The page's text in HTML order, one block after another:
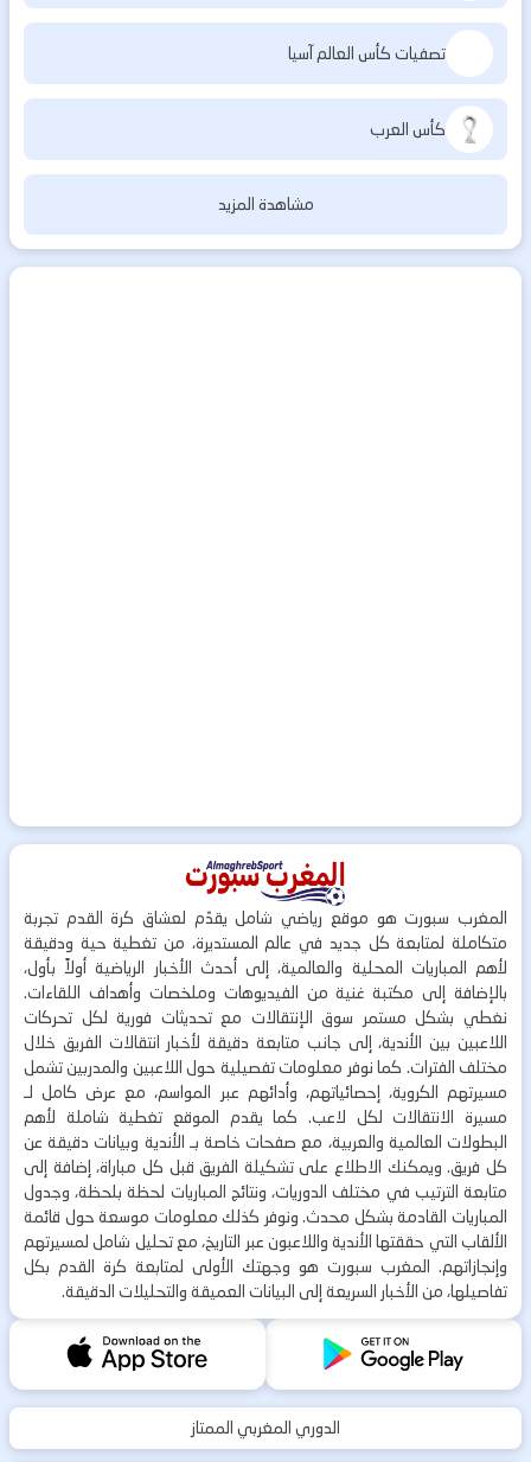
تصفيات كأس العالم آسيا
كأس العرب
مشاهدة المزيد
المغرب سبورت هو موقع رياضي شامل يقدّم لعشاق كرة القدم تجربة
متكاملة لمتابعة كل جديد في عالم المستديرة، من تغطية حية ودقيقة
لأهم المباريات المحلية والعالمية، إلى أحدث الأخبار الرياضية أولاً بأول،
بالإضافة إلى مكتبة غنية من الفيديوهات وملخصات وأهداف اللقاءات.
نغطي بشكل مستمر سوق الإنتقالات مع تحديثات فورية لكل تحركات
اللاعبين بين الأندية، إلى جانب متابعة دقيقة لأخبار انتقالات الفريق خلال
مختلف الفترات. كما نوفر معلومات تفصيلية حول اللاعبين والمدربين تشمل
مسيرتهم الكروية، إحصائياتهم، وأدائهم عبر المواسم، مع عرض كامل لـ
مسيرة الانتقالات لكل لاعب. كما يقدم الموقع تغطية شاملة لأهم
البطولات العالمية والعربية، مع صفحات خاصة بـ الأندية وبيانات دقيقة عن
كل فريق. ويمكنك الاطلاع على تشكيلة الفريق قبل كل مباراة، إضافة إلى
متابعة الترتيب في مختلف الدوريات، ونتائج المباريات لحظة بلحظة، وجدول
المباريات القادمة بشكل محدث. ونوفر كذلك معلومات موسعة حول قائمة
الألقاب التي حققتها الأندية واللاعبون عبر التاريخ، مع تحليل شامل لمسيرتهم
وإنجازاتهم. المغرب سبورت هو وجهتك الأولى لمتابعة كرة القدم بكل
تفاصيلها، من الأخبار السريعة إلى البيانات العميقة والتحليلات الدقيقة.
الدوري المغربي الممتاز